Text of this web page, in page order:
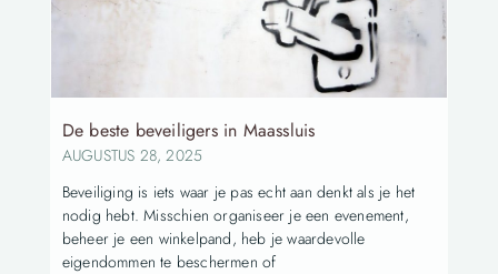
De beste beveiligers in Maassluis
AUGUSTUS 28, 2025
Beveiliging is iets waar je pas echt aan denkt als je het
nodig hebt. Misschien organiseer je een evenement,
beheer je een winkelpand, heb je waardevolle
eigendommen te beschermen of